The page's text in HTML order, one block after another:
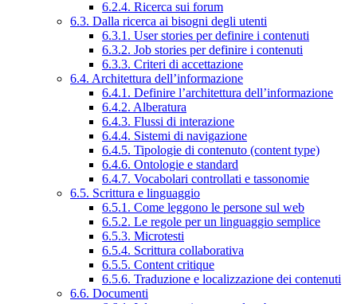
6.2.4. Ricerca sui forum
6.3. Dalla ricerca ai bisogni degli utenti
6.3.1. User stories per definire i contenuti
6.3.2. Job stories per definire i contenuti
6.3.3. Criteri di accettazione
6.4. Architettura dell’informazione
6.4.1. Definire l’architettura dell’informazione
6.4.2. Alberatura
6.4.3. Flussi di interazione
6.4.4. Sistemi di navigazione
6.4.5. Tipologie di contenuto (content type)
6.4.6. Ontologie e standard
6.4.7. Vocabolari controllati e tassonomie
6.5. Scrittura e linguaggio
6.5.1. Come leggono le persone sul web
6.5.2. Le regole per un linguaggio semplice
6.5.3. Microtesti
6.5.4. Scrittura collaborativa
6.5.5. Content critique
6.5.6. Traduzione e localizzazione dei contenuti
6.6. Documenti